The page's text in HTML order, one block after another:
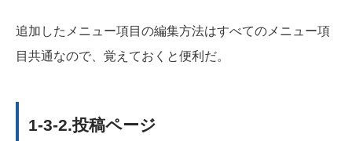
追加したメニュー項目の編集方法はすべてのメニュー項
目共通なので、覚えておくと便利だ。
1-3-2.投稿ページ